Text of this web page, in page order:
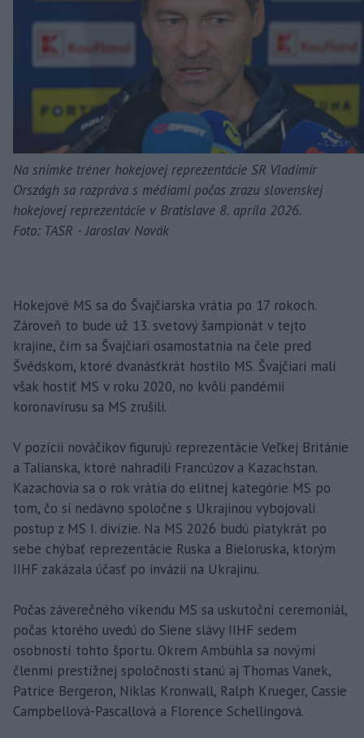
Na snímke tréner hokejovej reprezentácie SR Vladimír
Országh sa rozpráva s médiami počas zrazu slovenskej
hokejovej reprezentácie v Bratislave 8. apríla 2026.
Foto: TASR - Jaroslav Novák
Hokejové MS sa do Švajčiarska vrátia po 17 rokoch.
Zároveň to bude už 13. svetový šampionát v tejto
krajine, čím sa Švajčiari osamostatnia na čele pred
Švédskom, ktoré dvanásťkrát hostilo MS. Švajčiari mali
však hostiť MS v roku 2020, no kvôli pandémii
koronavírusu sa MS zrušili.
V pozícii nováčikov figurujú reprezentácie Veľkej Británie
a Talianska, ktoré nahradili Francúzov a Kazachstan.
Kazachovia sa o rok vrátia do elitnej kategórie MS po
tom, čo si nedávno spoločne s Ukrajinou vybojovali
postup z MS I. divízie. Na MS 2026 budú piatykrát po
sebe chýbať reprezentácie Ruska a Bieloruska, ktorým
IIHF zakázala účasť po invázii na Ukrajinu.
Počas záverečného víkendu MS sa uskutoční ceremoniál,
počas ktorého uvedú do Siene slávy IIHF sedem
osobností tohto športu. Okrem Ambühla sa novými
členmi prestížnej spoločnosti stanú aj Thomas Vanek,
Patrice Bergeron, Niklas Kronwall, Ralph Krueger, Cassie
Campbellová-Pascallová a Florence Schellingová.